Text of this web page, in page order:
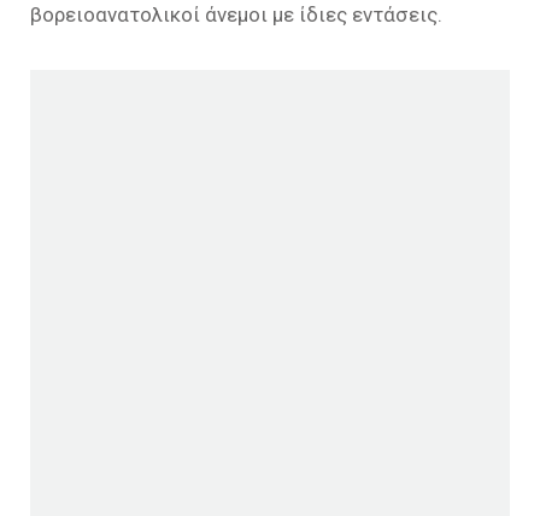
βορειοανατολικοί άνεμοι με ίδιες εντάσεις.